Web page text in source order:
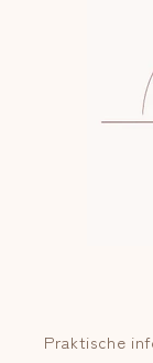
Praktische